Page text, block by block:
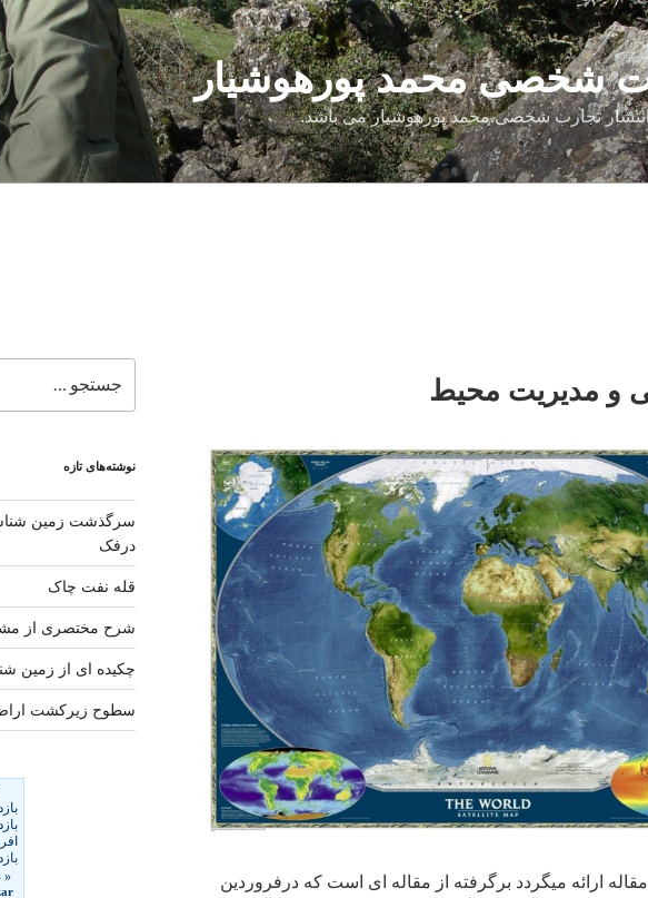
شخصی محمد پورهوشیار
تجارب شخصی محمد پورهوشیار می باشد.
و مدیریت محیط
ارائه میگردد برگرفته از مقاله ای است که درفروردین
برای
نوشته‌های تازه
سرگذشت زمین
درفک
قله نفت چاک
شرح مختصری از
چکیده ای از زمین
سطوح زیرکشت